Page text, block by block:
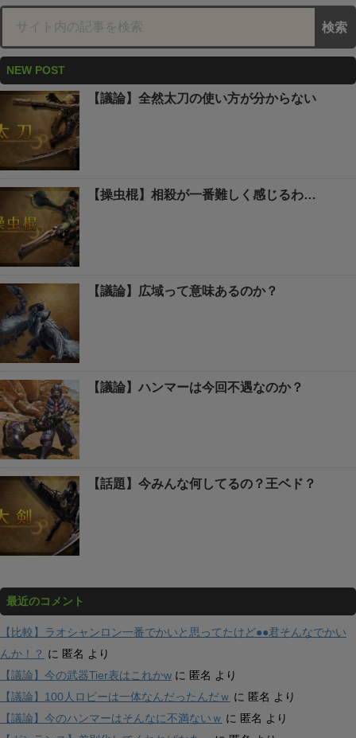
NEW POST
【議論】全然太刀の使い方が分からない
【操虫棍】相殺が一番難しく感じるわ…
【議論】広域って意味あるのか？
【議論】ハンマーは今回不遇なのか？
【話題】今みんな何してるの？王ベド？
最近のコメント
【比較】ラオシャンロン一番でかいと思ってたけど●●君そんなでかい
んか！？ に 匿名 より
【議論】今の武器Tier表はこれかw に 匿名 より
【議論】100人ロビーは一体なんだったんだｗ に 匿名 より
【議論】今のハンマーはそんなに不満ないｗ に 匿名 より